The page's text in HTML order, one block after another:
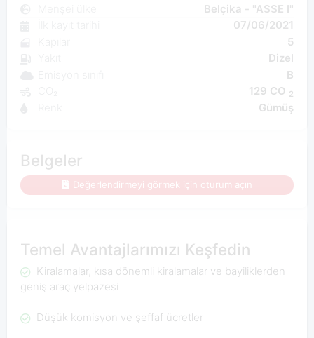
Belçika - "ASSE I"
07/06/2021
5
Dizel
B
129 CO 2
Gümüş
Belgeler
Değerlendirmeyi görmek için oturum açın
Temel Avantajlarımızı Keşfedin
Kiralamalar, kısa dönemli kiralamalar ve bayiliklerden
geniş araç yelpazesi
Düşük komisyon ve şeffaf ücretler